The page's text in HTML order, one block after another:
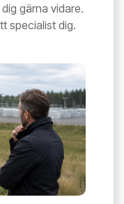
gärna vidare.
specialist dig.